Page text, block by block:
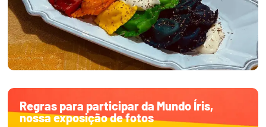
Regras para participar da Mundo Íris,
nossa exposição de fotos